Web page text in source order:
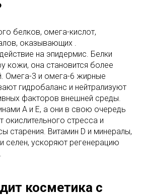
белков, омега-кислот,
оказывающих .
на эпидермис. Белки
кожи, она становится более
Омега-3 и омега-6 жирные
гидробаланс и нейтрализуют
факторов внешней среды.
A и E, а они в свою очередь
окислительного стресса и
старения. Витамин D и минералы,
селен, ускоряют регенерацию
косметика с